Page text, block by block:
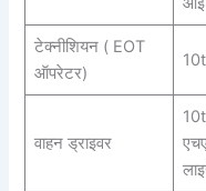
टेक्नीशियन ( EOT
ऑपरेटर)
वाहन ड्राइवर